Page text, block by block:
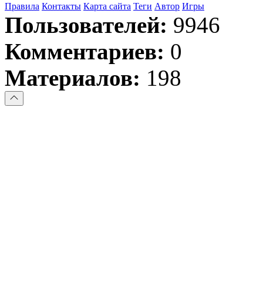
Правила Контакты Карта сайта Теги Автор Игры
Пользователей: 9946
Комментариев: 0
Материалов: 198